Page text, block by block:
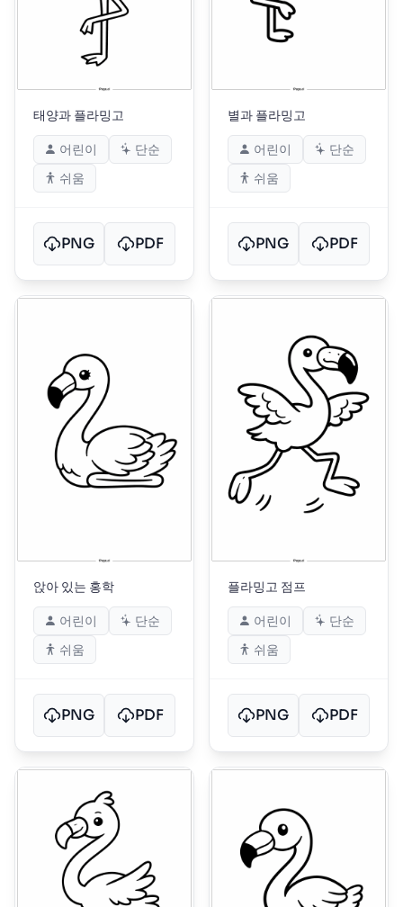
태양과 플라밍고
어린이
단순
쉬움
PNG PDF
별과 플라밍고
어린이
단순
쉬움
PNG PDF
앉아 있는 홍학
어린이
단순
쉬움
PNG PDF
플라밍고 점프
어린이
단순
쉬움
PNG PDF